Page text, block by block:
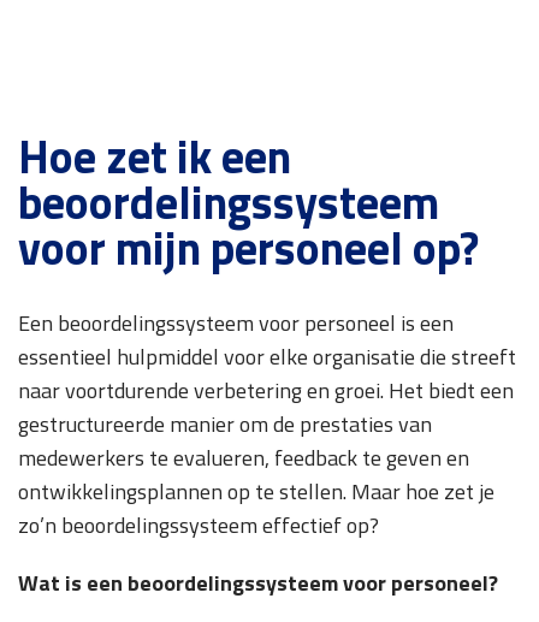
Hoe zet ik een
beoordelingssysteem
voor mijn personeel op?
Een beoordelingssysteem voor personeel is een
essentieel hulpmiddel voor elke organisatie die streeft
naar voortdurende verbetering en groei. Het biedt een
gestructureerde manier om de prestaties van
medewerkers te evalueren, feedback te geven en
ontwikkelingsplannen op te stellen. Maar hoe zet je
zo’n beoordelingssysteem effectief op?
Wat is een beoordelingssysteem voor personeel?